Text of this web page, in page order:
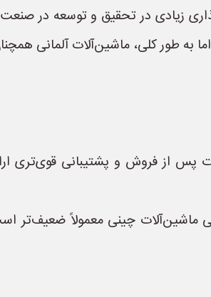
زیادی در تحقیق و توسعه در
به طور کلی، ماشین‌آلات آلمانی
پس از فروش و پشتیبانی قوی‌تری
چینی معمولاً ضعیف‌تر